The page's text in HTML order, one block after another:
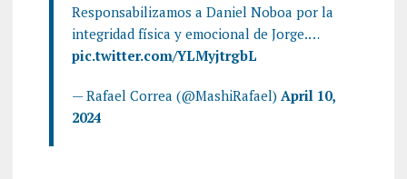
Responsabilizamos a Daniel Noboa por la
integridad física y emocional de Jorge.…
pic.twitter.com/YLMyjtrgbL
— Rafael Correa (@MashiRafael) April 10,
2024